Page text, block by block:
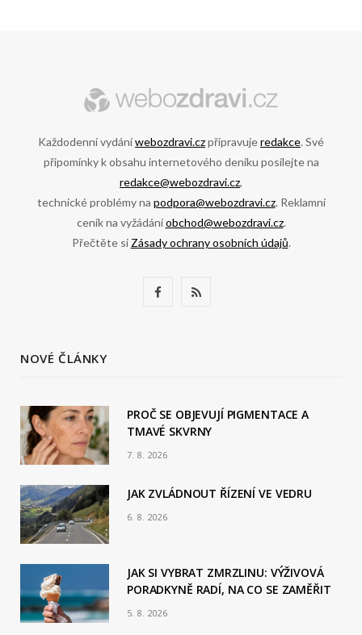
Každodenní vydáníwebozdravi.czpřipravujeredakce. Své
připomínky k obsahu internetového deníku posílejte na
redakce@webozdravi.cz,
technické problémy na podpora@webozdravi.cz. Reklamní
ceník na vyžádáníobchod@webozdravi.cz.
Přečtěte si Zásady ochrany osobních údajů.
b
o
k
R
NOVÉ ČLÁNKY
PROČ SE OBJEVUJÍ PIGMENTACE A
TMAVÉ SKVRNY
7. 8. 2026
JAK ZVLÁDNOUT ŘÍZENÍ VE VEDRU
6. 8. 2026
JAK SI VYBRAT ZMRZLINU: VÝŽIVOVÁ
PORADKYNĚ RADÍ, NA CO SE ZAMĚŘIT
5. 8. 2026